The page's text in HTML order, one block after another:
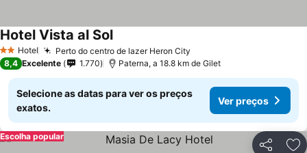
2 Estrelas
Hotel Perto do centro de lazer Heron City
Hotel Vista al Sol
8,4 Excelente 1.770 Paterna, a 18.8 km de Gilet
Selecione as datas para ver os preços
exatos.
Ver preços
Escolha popular